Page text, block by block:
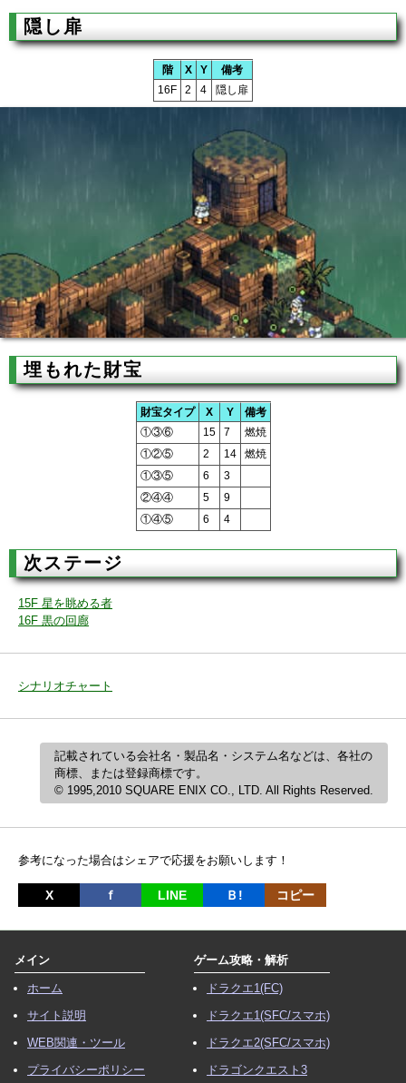
隠し扉
階 X Y
備考
16F
2 4 隠し扉
埋もれた財宝
財宝タイプ X Y
備考
①③⑥
15 7
燃焼
①②⑤
2 14
燃焼
①③⑤
6
3
②④④
5
9
①④⑤
6 4
次ステージ
15F 星を眺める者
16F 黒の回廊
シナリオチャート
記載されている会社名・製品名・システム名などは、各社の
商標、または登録商標です。
© 1995,2010 SQUARE ENIX CO., LTD. All Rights Reserved.
参考になった場合はシェアで応援をお願いします！
X ｆ LINE Ｂ! コピー
メイン
ホーム
サイト説明
WEB関連・ツール
プライバシーポリシー
ゲーム攻略・解析
ドラクエ1(FC)
ドラクエ1(SFC/スマホ)
ドラクエ2(SFC/スマホ)
ドラゴンクエスト3